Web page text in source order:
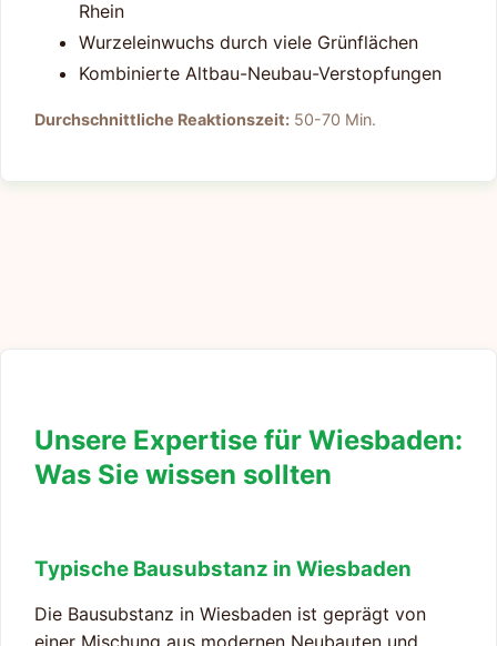
Rhein
Wurzeleinwuchs durch viele Grünflächen
Kombinierte Altbau-Neubau-Verstopfungen
Durchschnittliche Reaktionszeit: 50-70 Min.
Unsere Expertise für Wiesbaden:
Was Sie wissen sollten
Typische Bausubstanz in Wiesbaden
Die Bausubstanz in Wiesbaden ist geprägt von